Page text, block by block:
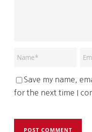
Save my name,
for the next time I